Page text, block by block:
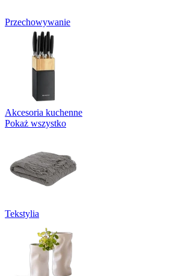
Przechowywanie
Akcesoria kuchenne
Pokaż wszystko
Tekstylia